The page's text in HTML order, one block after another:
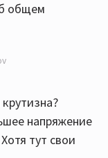
общем
напряжение
тут свои